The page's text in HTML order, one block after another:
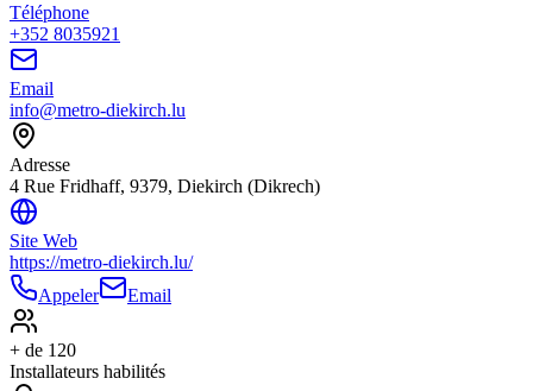
Téléphone
+352 8035921
Email
info@metro-diekirch.lu
Adresse
4 Rue Fridhaff, 9379, Diekirch (Dikrech)
Site Web
https://metro-diekirch.lu/
Appeler
Email
+ de 120
Installateurs habilités